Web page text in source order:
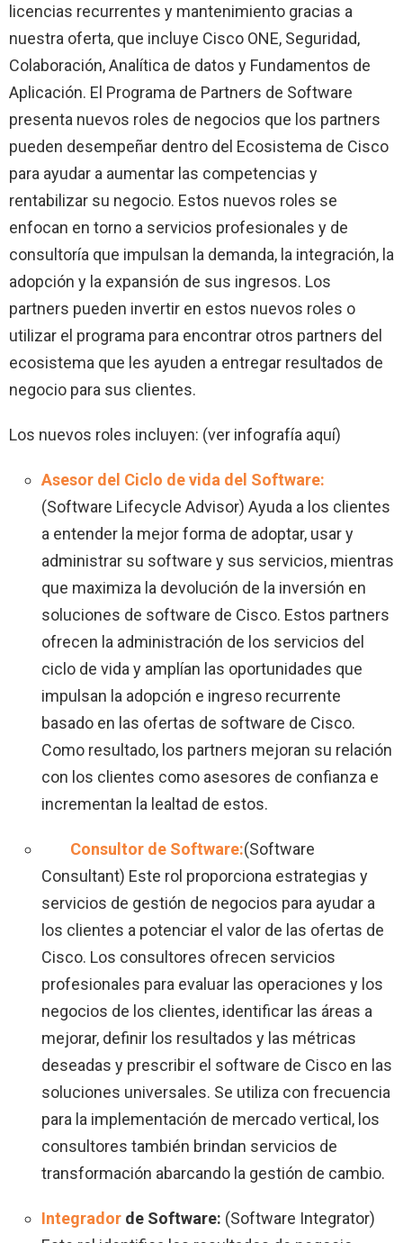
licencias recurrentes y mantenimiento gracias a
nuestra oferta, que incluye Cisco ONE, Seguridad,
Colaboración, Analítica de datos y Fundamentos de
Aplicación. El Programa de Partners de Software
presenta nuevos roles de negocios que los partners
pueden desempeñar dentro del Ecosistema de Cisco
para ayudar a aumentar las competencias y
rentabilizar su negocio. Estos nuevos roles se
enfocan en torno a servicios profesionales y de
consultoría que impulsan la demanda, la integración, la
adopción y la expansión de sus ingresos. Los
partners pueden invertir en estos nuevos roles o
utilizar el programa para encontrar otros partners del
ecosistema que les ayuden a entregar resultados de
negocio para sus clientes.
Los nuevos roles incluyen: (ver infografía aquí)
Asesor del Ciclo de vida del Software:
(Software Lifecycle Advisor) Ayuda a los clientes
a entender la mejor forma de adoptar, usar y
administrar su software y sus servicios, mientras
que maximiza la devolución de la inversión en
soluciones de software de Cisco. Estos partners
ofrecen la administración de los servicios del
ciclo de vida y amplían las oportunidades que
impulsan la adopción e ingreso recurrente
basado en las ofertas de software de Cisco.
Como resultado, los partners mejoran su relación
con los clientes como asesores de confianza e
incrementan la lealtad de estos.
Consultor de Software:(Software
Consultant) Este rol proporciona estrategias y
servicios de gestión de negocios para ayudar a
los clientes a potenciar el valor de las ofertas de
Cisco. Los consultores ofrecen servicios
profesionales para evaluar las operaciones y los
negocios de los clientes, identificar las áreas a
mejorar, definir los resultados y las métricas
deseadas y prescribir el software de Cisco en las
soluciones universales. Se utiliza con frecuencia
para la implementación de mercado vertical, los
consultores también brindan servicios de
transformación abarcando la gestión de cambio.
Integrador de Software: (Software Integrator)